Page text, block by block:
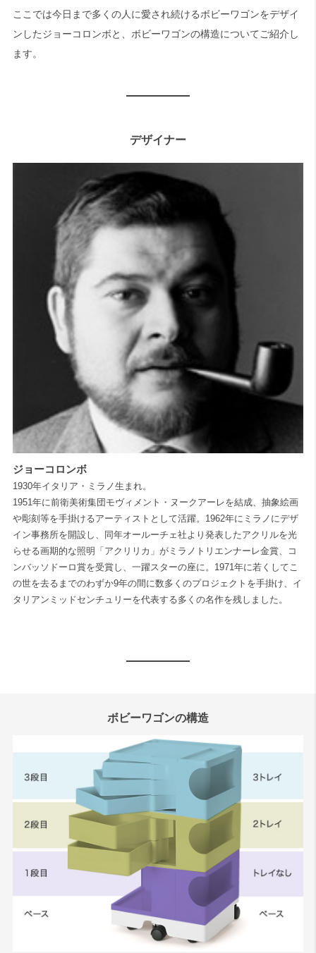
ここでは今日まで多くの人に愛され続けるボビーワゴンをデザイ
ンしたジョーコロンボと、ボビーワゴンの構造についてご紹介し
ます。
デザイナー
ジョーコロンボ
1930年イタリア・ミラノ生まれ。
1951年に前衛美術集団モヴィメント・ヌークアーレを結成、抽象絵画
や彫刻等を手掛けるアーティストとして活躍。1962年にミラノにデザ
イン事務所を開設し、同年オールーチェ社より発表したアクリルを光
らせる画期的な照明「アクリリカ」がミラノトリエンナーレ金賞、コ
ンバッソドーロ賞を受賞し、一躍スターの座に。1971年に若くしてこ
の世を去るまでのわずか9年の間に数多くのプロジェクトを手掛け、イ
タリアンミッドセンチュリーを代表する多くの名作を残しました。
ボビーワゴンの構造